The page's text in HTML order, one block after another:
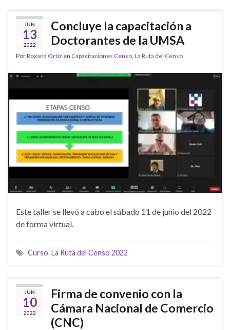
JUN
13
2022
Concluye la capacitación a
Doctorantes de la UMSA
PorRoxana Ortiz en Capacitaciones Censo La Ruta del Censo
Este taller se llevó a cabo el sábado 11 de junio del 2022
de forma virtual.
Curso, La Ruta del Censo 2022
JUN
10
2022
Firma de convenio con la
Cámara Nacional de Comercio
(CNC)